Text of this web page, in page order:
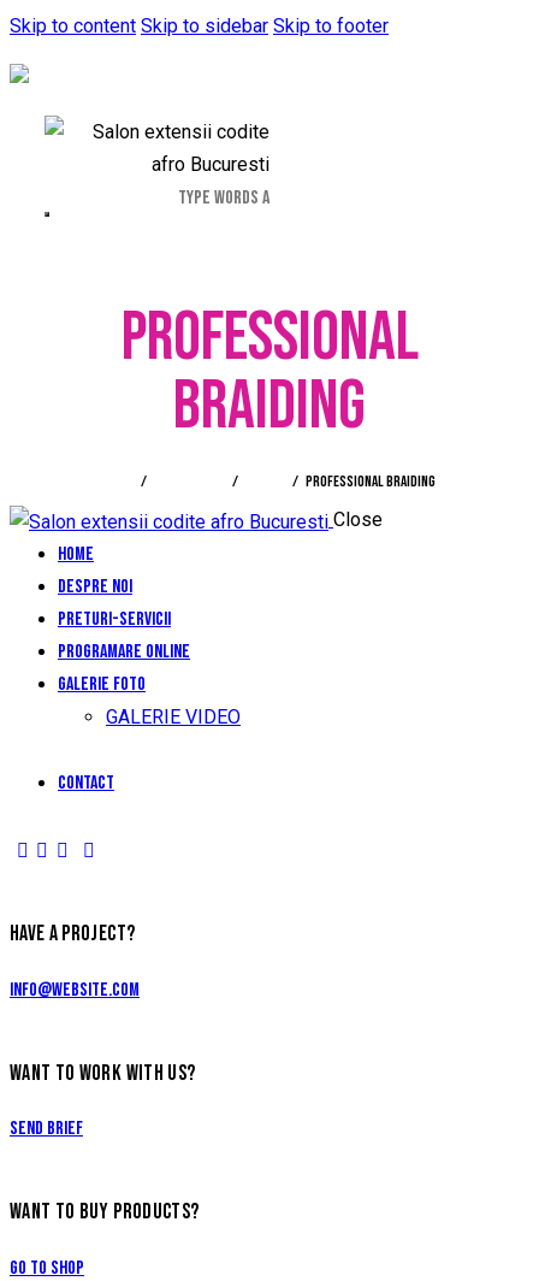
Skip to content Skip to sidebar Skip to footer
PROFESSIONAL
BRAIDING
Professional braiding
Close
Home
Despre noi
Preturi-Servicii
Programare Online
Galerie foto
GALERIE VIDEO
Contact
HAVE A PROJECT?
info@website.com
WANT TO WORK WITH US?
Send Brief
WANT TO BUY PRODUCTS?
Go to Shop